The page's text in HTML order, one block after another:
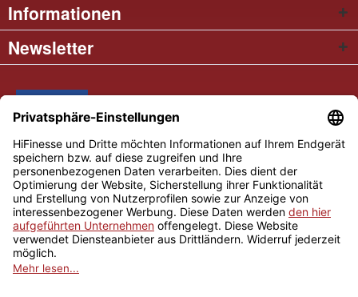
Informationen
Newsletter
* Alle Preise inkl. gesetzl. Mehrwertsteuer
Cookie settings Händler-Login
Über uns
Kontakt und Anfahrt
Versand und Zahlungsbedingungen